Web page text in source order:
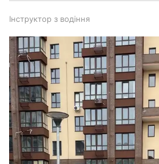
Інструктор з водіння